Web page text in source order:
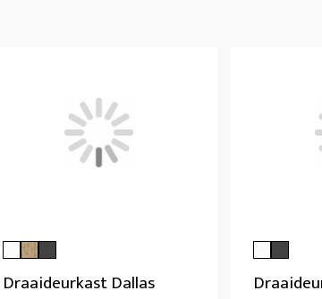
Draaideurkast Dallas